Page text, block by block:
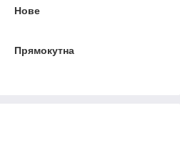
Нове
Прямокутна